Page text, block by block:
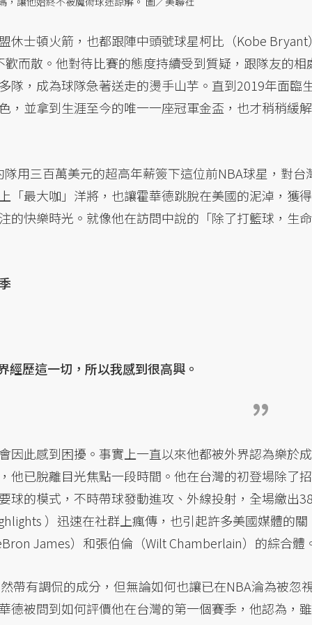
士頓火箭，也都跟陣中頭號球星柯比（Kobe Bryant）
而散。他對待比賽的態度持續受到質疑，跟隊友的相
隊，成為球隊急著送走的燙手山芋。直到2019年面臨
，並拿到生涯至今的唯一一座冠軍金盃，也才稍稍緩解
用三百萬美元的超高年薪簽下這位前NBA球星，對台
「最大咖」洋將，也讓霍華德跳脫在美國的泥淖，獲得
的快樂時光。就像他在訪問中說的「除了打籃球，生命
經歷這一切，所以我感到很高興。
因此感到困擾。事實上一直以來他都被外界認為樂於成
他已脫離目光焦點一段時間。他在台灣的初登場除了招
球的模式，不時帶球發動進攻、外線投射，全場繳出38
）迅速在社群上瘋傳，也引起許多美國媒體的關
James）和張伯倫（Wilt Chamberlain）的綜合體
帶有調侃的成分，但無論如何也讓已在NBA淪為被忽
德被問到如何評價他在台灣的第一個賽季，他認為，雖